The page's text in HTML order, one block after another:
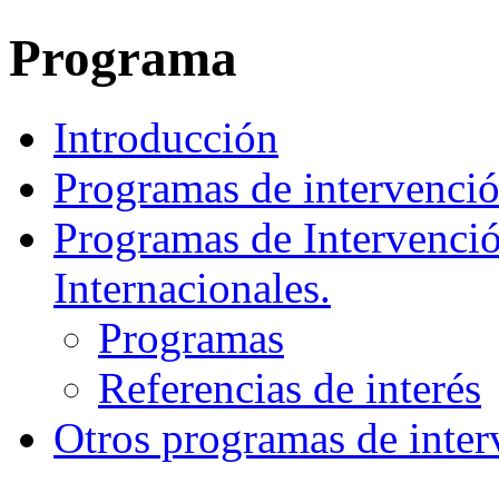
Programa
Introducción
Programas de
Programas de
Internacionales.
Programas
Referencias de interés
Otros programas de